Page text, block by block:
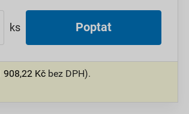
ks Poptat
908,22 Kč bez DPH).